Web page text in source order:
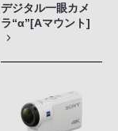
デジタル一眼カメ
ラ“α”[Aマウント]